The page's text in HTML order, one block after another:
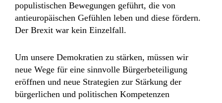
populistischen Bewegungen geführt, die von
antieuropäischen Gefühlen leben und diese fördern.
Der Brexit war kein Einzelfall.
Um unsere Demokratien zu stärken, müssen wir
neue Wege für eine sinnvolle Bürgerbeteiligung
eröffnen und neue Strategien zur Stärkung der
bürgerlichen und politischen Kompetenzen